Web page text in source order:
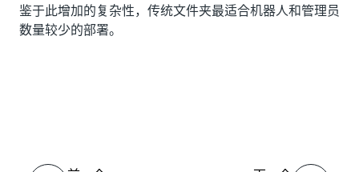
鉴于此增加的复杂性，传统文件夹最适合机器人和管理员
数量较少的部署。